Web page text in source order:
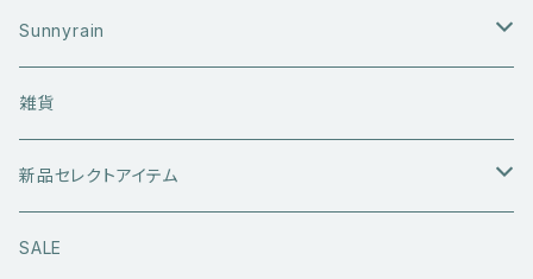
アウターウエア
ライダースジャケット
レザーアウター
トップス
セーター・ニットウエア
長袖シャツ
ボトムス
ジーンズ
シューズ
Sunnyrain
Tシャツ
タンクトップ
キャップ・帽子
雑貨
新品セレクトアイテム
アウターウエア
SALE